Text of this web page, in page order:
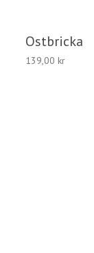
Ostbricka
139,00 kr